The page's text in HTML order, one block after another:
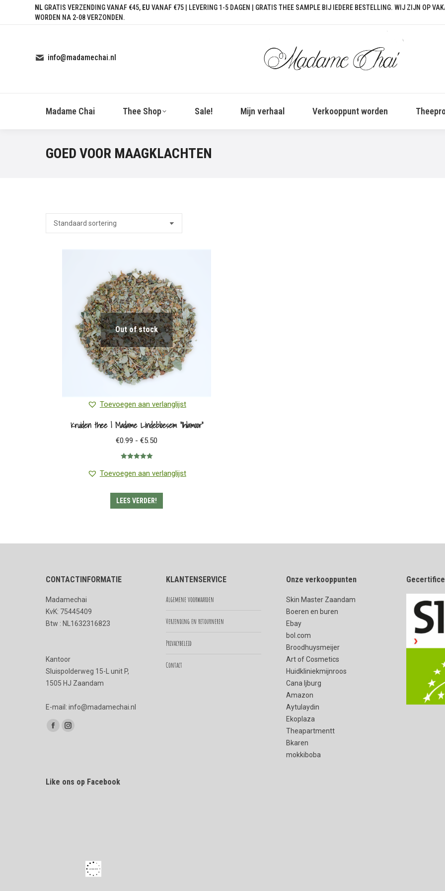
NL GRATIS VERZENDING VANAF €45, EU VANAF €75 | LEVERING 1-5 DAGEN | GRATIS THEE SAMPLE BIJ IEDERE BESTELLING. WIJ ZIJN OP
WORDEN NA 2-08 VERZONDEN.
info@madamechai.nl
Madame Chai Thee Shop Sale! Mijn verhaal Verkooppunt worden
GOED VOOR MAAGKLACHTEN
Out of stock
Toevoegen aan verlanglijst
Kruiden thee | Madame Lindebloesem “Ihlamoor”
€0.99 - €5.50
€5.50
5.00 uit 5
Toevoegen aan verlanglijst
LEES VERDER!
optie
worden
de
CONTACTINFORMATIE
Madamechai
KvK: 75445409
Btw : NL1632316823
Kantoor
Sluispolderweg 15-L unit P,
1505 HJ Zaandam
E-mail: info@madamechai.nl
Vind ons op:
Facebook
new
Instagram
new
KLANTENSERVICE
Algemene voorwaarden
Verzending en retourneren
Privacybeleid
Contact
Onze verkooppunten
Skin Master Zaandam
Boeren en buren
Ebay
bol.com
Broodhuysmeijer
Art of Cosmetics
Huidkliniekmijnroos
Cana Ijburg
Amazon
Aytulaydin
Ekoplaza
Theapartmentt
Bkaren
mokkiboba
Like ons op Facebook